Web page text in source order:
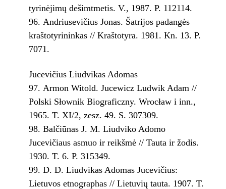
tyrinėjimų dešimtmetis. V., 1987. P. 112­114.
Andriusevičius Jonas. Šatrijos padangės
kraštotyrininkas // Kraštotyra. 1981. Kn. 13. P.
70­71.
Jucevičius Liudvikas Adomas
Armon Witold. Jucewicz Ludwik Adam //
Polski Słownik Biograficzny. Wrocław i inn.,
1965. T. XI/2, zesz. 49. S. 307­309.
Balčiūnas J. M. Liudviko Adomo
Jucevičiaus asmuo ir reikšmė // Tauta ir žodis.
1930. T. 6. P. 315­349.
D. D. Liudvikas Adomas Jucevičius:
Lietuvos etnographas // Lietuvių tauta. 1907. T.